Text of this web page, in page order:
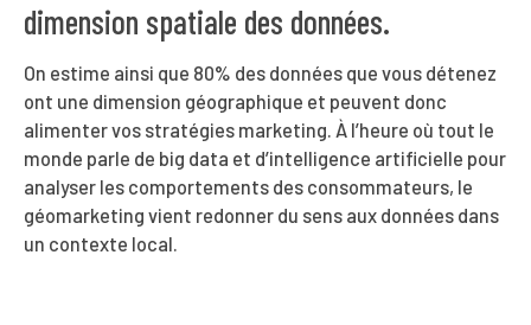
dimension spatiale des données.
On estime ainsi que 80% des données que vous détenez
ont une dimension géographique et peuvent donc
alimenter vos stratégies marketing. À l’heure où tout le
monde parle de big data et d’intelligence artificielle pour
analyser les comportements des consommateurs, le
géomarketing vient redonner du sens aux données dans
un contexte local.